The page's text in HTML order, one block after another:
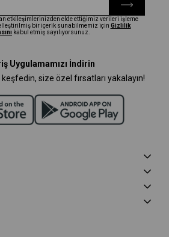
etkileşimlerinizden elde ettiğimiz verileri işleme
bir içerik sunabilmemiz için Gizlilik
kabul etmiş sayılıyorsunuz.
Uygulamamızı İndirin
size özel fırsatları yakalayın!